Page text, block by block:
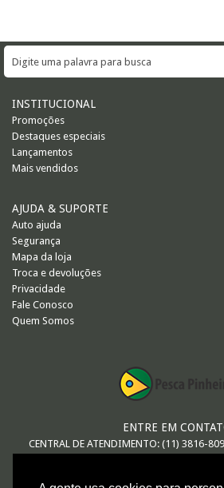
INSTITUCIONAL
Promoções
Destaques especiais
Lançamentos
Mais vendidos
AJUDA & SUPORTE
Auto ajuda
Segurança
Mapa da loja
Troca e devoluções
Privacidade
Fale Conosco
Quem Somos
ENTRE EM
CENTRAL DE ATENDIMENTO: (11) 3816-